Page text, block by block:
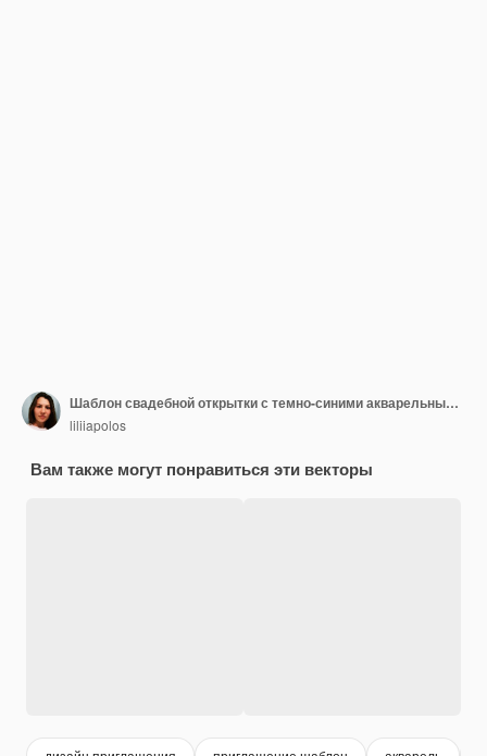
Шаблон свадебной открытки с темно-синими акварельными пятнами
liliiapolos
Вам также могут понравиться эти векторы